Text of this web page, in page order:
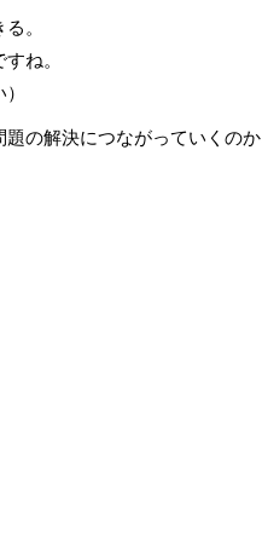
。
ね。
の解決につながっていくの